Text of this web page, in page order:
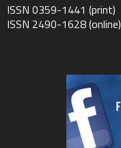
ISSN 0359-1441 (print)
ISSN 2490-1628 (online)